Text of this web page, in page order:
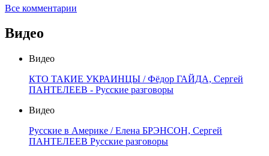
Все комментарии
Видео
Видео
КТО ТАКИЕ УКРАИНЦЫ / Фёдор ГАЙДА, Сергей
ПАНТЕЛЕЕВ - Русские разговоры
Видео
Русские в Америке / Елена БРЭНСОН, Сергей
ПАНТЕЛЕЕВ Русские разговоры